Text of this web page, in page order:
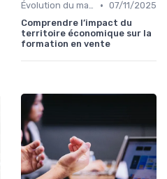
Évolution du marché et des consommateurs • 07/11/2025
Comprendre l’impact du
territoire économique sur la
formation en vente